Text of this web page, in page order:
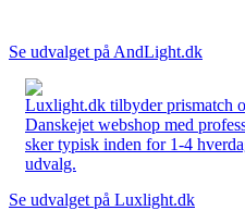
Se udvalget på AndLight.dk
Luxlight.dk tilbyder prismatch
Danskejet webshop med
sker typisk inden for 1-4
udvalg.
Se udvalget på Luxlight.dk